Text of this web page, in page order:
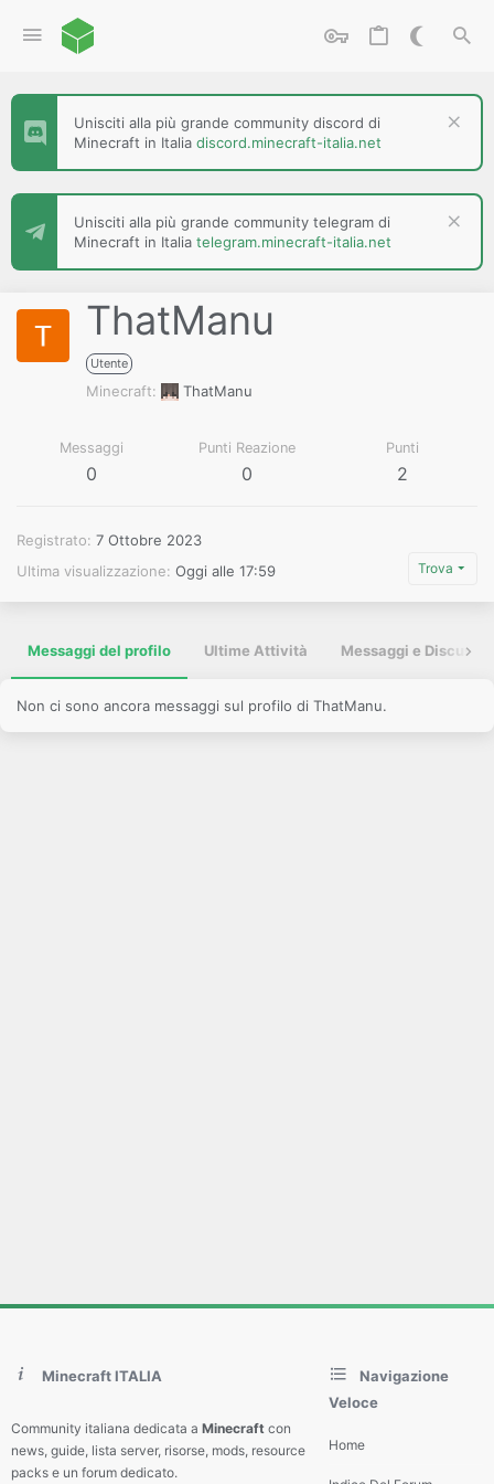
Unisciti alla più grande community discord di
Minecraft in Italia discord.minecraft-italia.net
Unisciti alla più grande community telegram di
Minecraft in Italia telegram.minecraft-italia.net
ThatManu
Utente
Minecraft ThatManu
Messaggi
0
Punti Reazione
0
Punti
2
Registrato 7 Ottobre 2023
Ultima visualizzazione Oggi alle 17:59 Trova
Messaggi del profilo Ultime Attività Messaggi e
Non ci sono ancora messaggi sul profilo di ThatManu.
Minecraft ITALIA
Community italiana dedicata a Minecraft con
news, guide, lista server, risorse, mods, resource
packs e un forum dedicato.
Navigazione
Veloce
Home